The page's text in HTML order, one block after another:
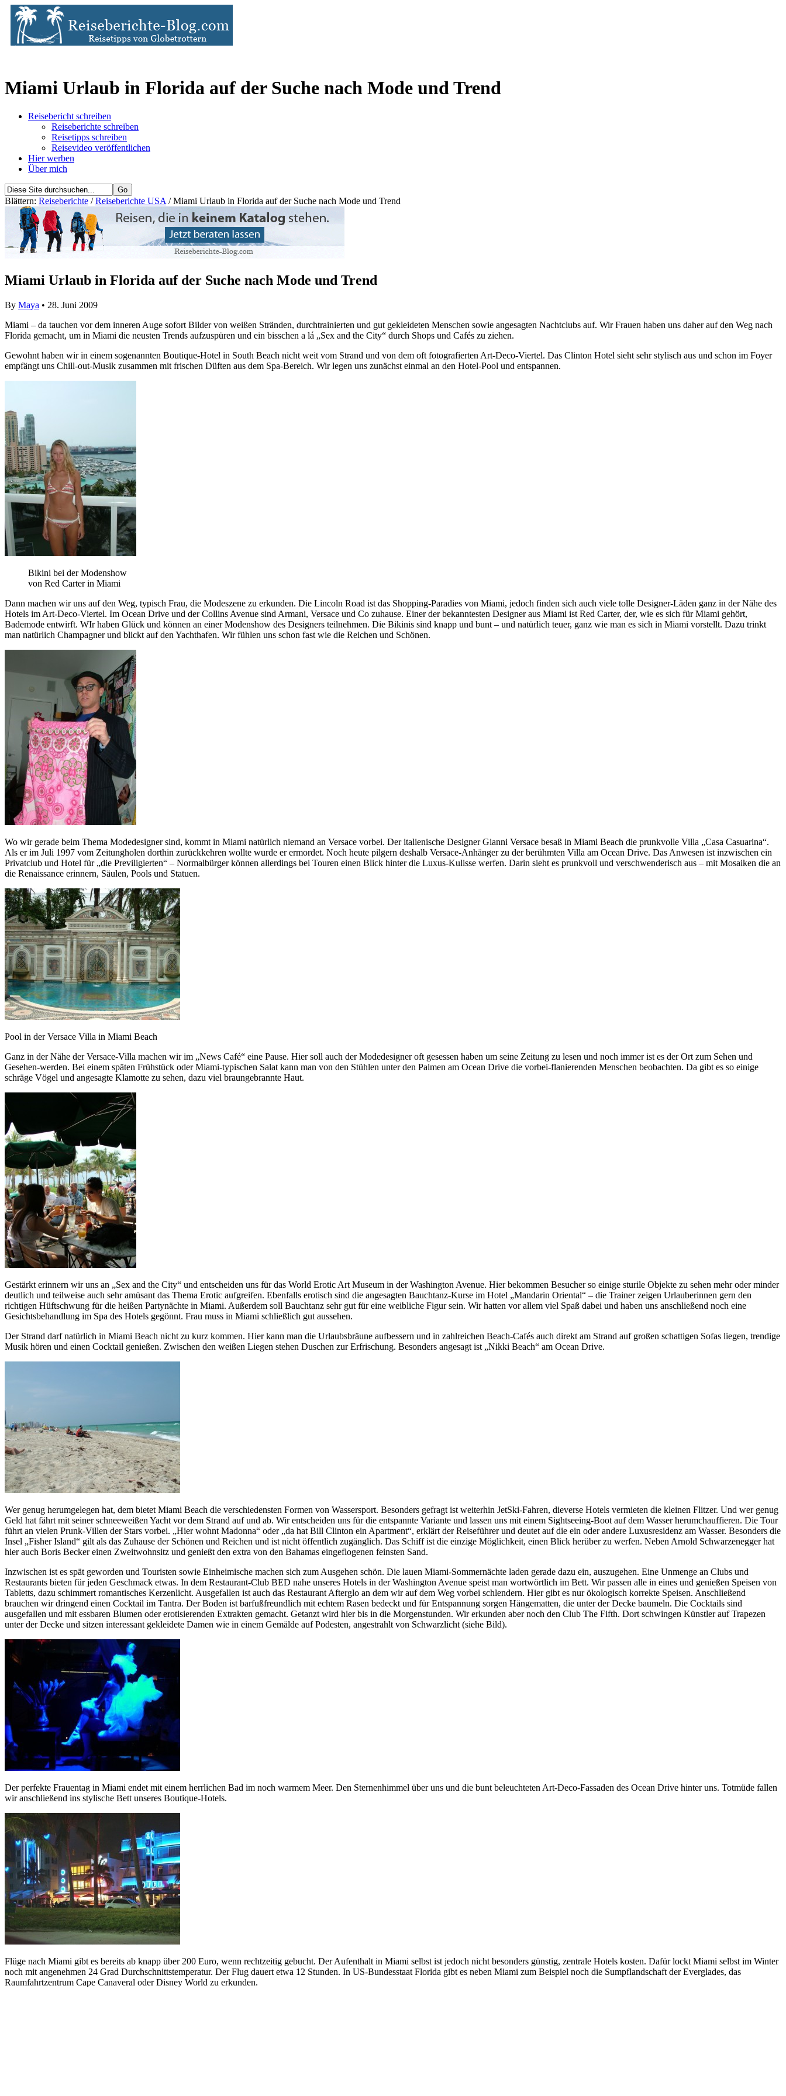
Miami Urlaub in Florida auf der Suche nach Mode und Trend
Reisebericht schreiben
Reiseberichte schreiben
Reisetipps schreiben
Reisevideo veröffentlichen
Hier werben
Über mich
Blättern: Reiseberichte /Reiseberichte USA/ Miami Urlaub in Florida auf der Suche nach Mode und Trend
Miami Urlaub in Florida auf der Suche nach Mode und Trend
By Maya • 28. Juni 2009
Miami – da tauchen vor dem inneren Auge sofort Bilder von weißen Stränden, durchtrainierten und gut gekleideten Menschen sowie angesagten Nachtclubs auf. Wir Frauen haben uns daher auf den Weg nach
Florida gemacht, um in Miami die neusten Trends aufzuspüren und ein bisschen a lá „Sex and the City“ durch Shops und Cafés zu ziehen.
Gewohnt haben wir in einem sogenannten Boutique-Hotel in South Beach nicht weit vom Strand und von dem oft fotografierten Art-Deco-Viertel. Das Clinton Hotel sieht sehr stylisch aus und schon im Foyer
empfängt uns Chill-out-Musik zusammen mit frischen Düften aus dem Spa-Bereich. Wir legen uns zunächst einmal an den Hotel-Pool und entspannen.
Bikini bei der Modenshow
von Red Carter in Miami
Dann machen wir uns auf den Weg, typisch Frau, die Modeszene zu erkunden. Die Lincoln Road ist das Shopping-Paradies von Miami, jedoch finden sich auch viele tolle Designer-Läden ganz in der Nähe des
Hotels im Art-Deco-Viertel. Im Ocean Drive und der Collins Avenue sind Armani, Versace und Co zuhause. Einer der bekanntesten Designer aus Miami ist Red Carter, der, wie es sich für Miami gehört,
Bademode entwirft. WIr haben Glück und können an einer Modenshow des Designers teilnehmen. Die Bikinis sind knapp und bunt – und natürlich teuer, ganz wie man es sich in Miami vorstellt. Dazu trinkt
man natürlich Champagner und blickt auf den Yachthafen. Wir fühlen uns schon fast wie die Reichen und Schönen.
Wo wir gerade beim Thema Modedesigner sind, kommt in Miami natürlich niemand an Versace vorbei. Der italienische Designer Gianni Versace besaß in Miami Beach die prunkvolle Villa „Casa Casuarina“.
Als er im Juli 1997 vom Zeitungholen dorthin zurückkehren wollte wurde er ermordet. Noch heute pilgern deshalb Versace-Anhänger zu der berühmten Villa am Ocean Drive. Das Anwesen ist inzwischen ein
Privatclub und Hotel für „die Previligierten“ – Normalbürger können allerdings bei Touren einen Blick hinter die Luxus-Kulisse werfen. Darin sieht es prunkvoll und verschwenderisch aus – mit Mosaiken die an
die Renaissance erinnern, Säulen, Pools und Statuen.
Pool in der Versace Villa in Miami Beach
Ganz in der Nähe der Versace-Villa machen wir im „News Café“ eine Pause. Hier soll auch der Modedesigner oft gesessen haben um seine Zeitung zu lesen und noch immer ist es der Ort zum Sehen und
Gesehen-werden. Bei einem späten Frühstück oder Miami-typischen Salat kann man von den Stühlen unter den Palmen am Ocean Drive die vorbei-flanierenden Menschen beobachten. Da gibt es so einige
schräge Vögel und angesagte Klamotte zu sehen, dazu viel braungebrannte Haut.
Gestärkt erinnern wir uns an „Sex and the City“ und entscheiden uns für das World Erotic Art Museum in der Washington Avenue. Hier bekommen Besucher so einige sturile Objekte zu sehen mehr oder minder
deutlich und teilweise auch sehr amüsant das Thema Erotic aufgreifen. Ebenfalls erotisch sind die angesagten Bauchtanz-Kurse im Hotel „Mandarin Oriental“ – die Trainer zeigen Urlauberinnen gern den
richtigen Hüftschwung für die heißen Partynächte in Miami. Außerdem soll Bauchtanz sehr gut für eine weibliche Figur sein. Wir hatten vor allem viel Spaß dabei und haben uns anschließend noch eine
Gesichtsbehandlung im Spa des Hotels gegönnt. Frau muss in Miami schließlich gut aussehen.
Der Strand darf natürlich in Miami Beach nicht zu kurz kommen. Hier kann man die Urlaubsbräune aufbessern und in zahlreichen Beach-Cafés auch direkt am Strand auf großen schattigen Sofas liegen, trendige
Musik hören und einen Cocktail genießen. Zwischen den weißen Liegen stehen Duschen zur Erfrischung. Besonders angesagt ist „Nikki Beach“ am Ocean Drive.
Wer genug herumgelegen hat, dem bietet Miami Beach die verschiedensten Formen von Wassersport. Besonders gefragt ist weiterhin JetSki-Fahren, dieverse Hotels vermieten die kleinen Flitzer. Und wer genug
Geld hat fährt mit seiner schneeweißen Yacht vor dem Strand auf und ab. Wir entscheiden uns für die entspannte Variante und lassen uns mit einem Sightseeing-Boot auf dem Wasser herumchauffieren. Die Tour
führt an vielen Prunk-Villen der Stars vorbei. „Hier wohnt Madonna“ oder „da hat Bill Clinton ein Apartment“, erklärt der Reiseführer und deutet auf die ein oder andere Luxusresidenz am Wasser. Besonders die
Insel „Fisher Island“ gilt als das Zuhause der Schönen und Reichen und ist nicht öffentlich zugänglich. Das Schiff ist die einzige Möglichkeit, einen Blick herüber zu werfen. Neben Arnold Schwarzenegger hat
hier auch Boris Becker einen Zweitwohnsitz und genießt den extra von den Bahamas eingeflogenen feinsten Sand.
Inzwischen ist es spät geworden und Touristen sowie Einheimische machen sich zum Ausgehen schön. Die lauen Miami-Sommernächte laden gerade dazu ein, auszugehen. Eine Unmenge an Clubs und
Restaurants bieten für jeden Geschmack etwas. In dem Restaurant-Club BED nahe unseres Hotels in der Washington Avenue speist man wortwörtlich im Bett. Wir passen alle in eines und genießen Speisen von
Tabletts, dazu schimmert romantisches Kerzenlicht. Ausgefallen ist auch das Restaurant Afterglo an dem wir auf dem Weg vorbei schlendern. Hier gibt es nur ökologisch korrekte Speisen. Anschließend
brauchen wir dringend einen Cocktail im Tantra. Der Boden ist barfußfreundlich mit echtem Rasen bedeckt und für Entspannung sorgen Hängematten, die unter der Decke baumeln. Die Cocktails sind
ausgefallen und mit essbaren Blumen oder erotisierenden Extrakten gemacht. Getanzt wird hier bis in die Morgenstunden. Wir erkunden aber noch den Club The Fifth. Dort schwingen Künstler auf Trapezen
unter der Decke und sitzen interessant gekleidete Damen wie in einem Gemälde auf Podesten, angestrahlt von Schwarzlicht (siehe Bild).
Der perfekte Frauentag in Miami endet mit einem herrlichen Bad im noch warmem Meer. Den Sternenhimmel über uns und die bunt beleuchteten Art-Deco-Fassaden des Ocean Drive hinter uns. Totmüde fallen
wir anschließend ins stylische Bett unseres Boutique-Hotels.
Flüge nach Miami gibt es bereits ab knapp über 200 Euro, wenn rechtzeitig gebucht. Der Aufenthalt in Miami selbst ist jedoch nicht besonders günstig, zentrale Hotels kosten. Dafür lockt Miami selbst im Winter
noch mit angenehmen 24 Grad Durchschnittstemperatur. Der Flug dauert etwa 12 Stunden. In US-Bundesstaat Florida gibt es neben Miami zum Beispiel noch die Sumpflandschaft der Everglades, das
Raumfahrtzentrum Cape Canaveral oder Disney World zu erkunden.